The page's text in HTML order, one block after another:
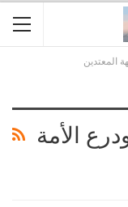
المعتدين
الأمة